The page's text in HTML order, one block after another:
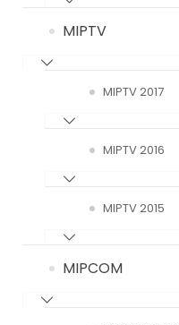
MIPTV
MIPTV 2017
MIPTV 2016
MIPTV 2015
MIPCOM